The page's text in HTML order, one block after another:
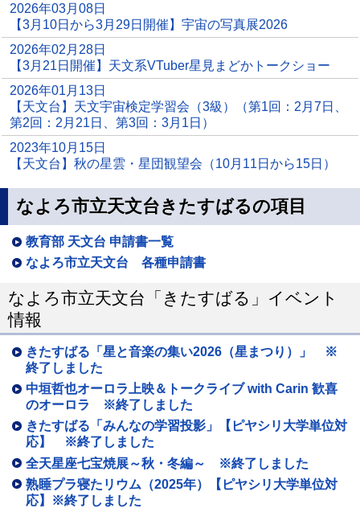
2026年03月08日
【3月10日から3月29日開催】宇宙の写真展2026
2026年02月28日
【3月21日開催】天文系VTuber星見まどかトークショー
2026年01月13日
【天文台】天文宇宙検定学習会（3級）（第1回：2月7日、
第2回：2月21日、第3回：3月1日）
2023年10月15日
【天文台】秋の星雲・星団観望会（10月11日から15日）
なよろ市立天文台きたすばるの項目
教育部 天文台 申請書一覧
なよろ市立天文台 各種申請書
なよろ市立天文台「きたすばる」イベント
情報
きたすばる「星と音楽の集い2026（星まつり）」 ※
終了しました
中垣哲也オーロラ上映＆トークライブ with Carin 歓喜
のオーロラ ※終了しました
きたすばる「みんなの学習投影」【ピヤシリ大学単位対
応】 ※終了しました
全天星座七宝焼展～秋・冬編～ ※終了しました
熟睡プラ寝たリウム（2025年）【ピヤシリ大学単位対
応】※終了しました